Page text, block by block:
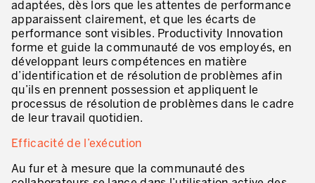
Lean Consulting
Déploiement des objectifs : Hoshin kanri
Lean Management
Lean Manufacturing
TPM – Total Productive Maintenance
Les piliers de la TPM
adaptées, dès lors que les attentes de performance
apparaissent clairement, et que les écarts de
performance sont visibles. Productivity Innovation
forme et guide la communauté de vos employés, en
développant leurs compétences en matière
d’identification et de résolution de problèmes afin
qu’ils en prennent possession et appliquent le
processus de résolution de problèmes dans le cadre
de leur travail quotidien.
Efficacité de l’exécution
Au fur et à mesure que la communauté des